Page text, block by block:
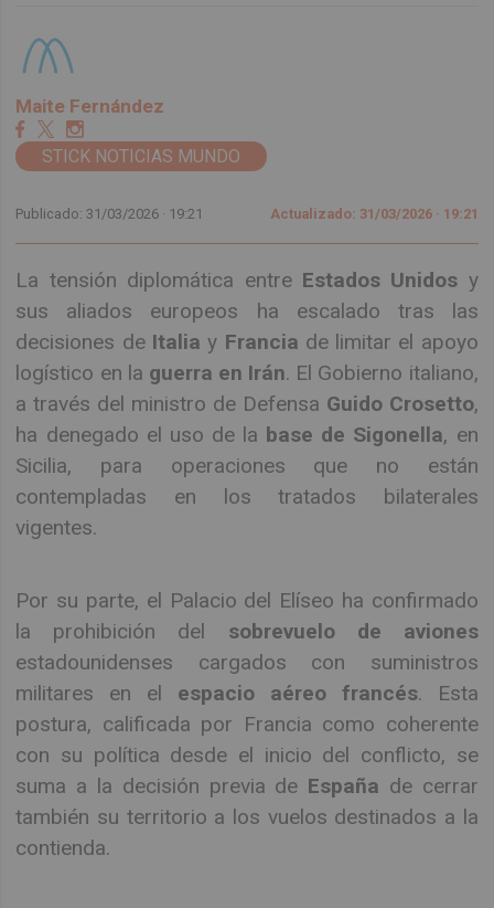
Maite Fernández
STICK NOTICIAS MUNDO
Publicado: 31/03/2026 · 19:21 Actualizado: 31/03/2026 · 19:21
La tensión diplomática entre Estados Unidos y
sus aliados europeos ha escalado tras las
decisiones de Italia y Francia de limitar el apoyo
logístico en la guerra en Irán. El Gobierno italiano,
a través del ministro de Defensa Guido Crosetto,
ha denegado el uso de la base de Sigonella, en
Sicilia, para operaciones que no están
contempladas en los tratados bilaterales
vigentes.
Por su parte, el Palacio del Elíseo ha confirmado
la prohibición del sobrevuelo de aviones
estadounidenses cargados con suministros
militares en el espacio aéreo francés. Esta
postura, calificada por Francia como coherente
con su política desde el inicio del conflicto, se
suma a la decisión previa de España de cerrar
también su territorio a los vuelos destinados a la
contienda.